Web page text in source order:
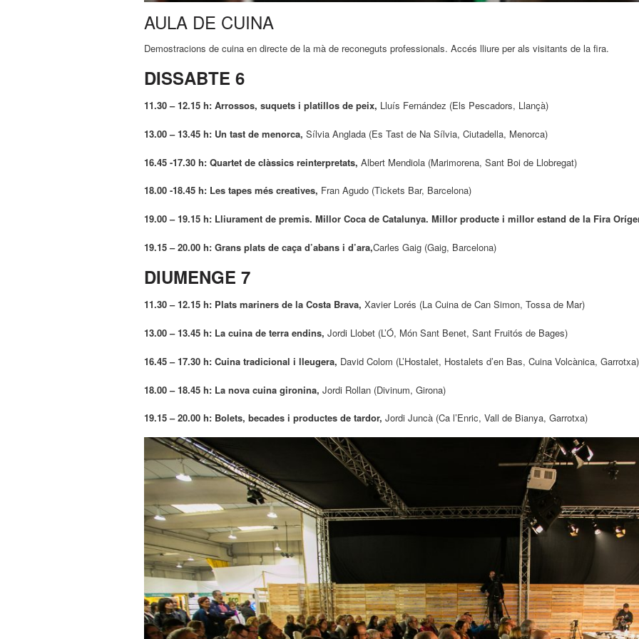
AULA DE CUINA
Demostracions de cuina en directe de la mà de reconeguts professionals. Accés lliure per als visitants de la fira.
DISSABTE 6
11.30 – 12.15 h: Arrossos, suquets i platillos de peix, Lluís Fernández (Els Pescadors, Llançà)
13.00 – 13.45 h: Un tast de menorca, Sílvia Anglada (Es Tast de Na Sílvia, Ciutadella, Menorca)
16.45 -17.30 h: Quartet de clàssics reinterpretats, Albert Mendiola (Marimorena, Sant Boi de Llobregat)
18.00 -18.45 h: Les tapes més creatives, Fran Agudo (Tickets Bar, Barcelona)
19.00 – 19.15 h: Lliurament de premis. Millor Coca de Catalunya. Millor producte i millor estand de la Fira
19.15 – 20.00 h: Grans plats de caça d’abans i d’ara,Carles Gaig (Gaig, Barcelona)
DIUMENGE 7
11.30 – 12.15 h: Plats mariners de la Costa Brava, Xavier Lorés (La Cuina de Can Simon, Tossa de Mar)
13.00 – 13.45 h: La cuina de terra endins, Jordi Llobet (L’Ó, Món Sant Benet, Sant Fruitós de Bages)
16.45 – 17.30 h: Cuina tradicional i lleugera, David Colom (L’Hostalet, Hostalets d’en Bas, Cuina Volcànica, Garrotxa)
18.00 – 18.45 h: La nova cuina gironina, Jordi Rollan (Divinum, Girona)
19.15 – 20.00 h: Bolets, becades i productes de tardor, Jordi Juncà (Ca l’Enric, Vall de Bianya, Garrotxa)